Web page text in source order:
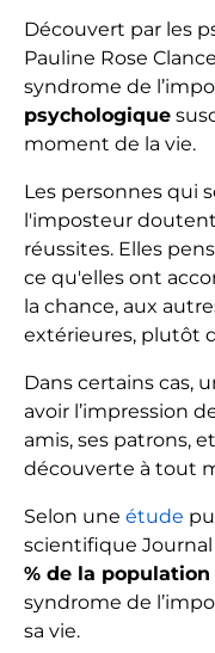
Découvert par les
Pauline Rose
syndrome de
psychologique
moment de la vie.
Les personnes qui
l'imposteur
réussites. Elles
ce qu'elles ont
la chance, aux
extérieures, plutôt
Dans certains cas,
avoir l’impression
amis, ses patrons,
découverte à tout
Selon une étude
scientifique Journal
% de la population
syndrome de
sa vie.